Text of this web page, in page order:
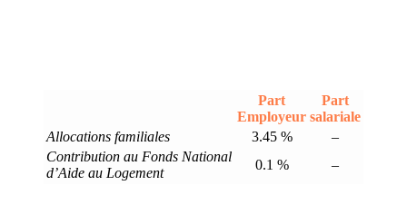
Part
Employeur
Part
salariale
Allocations familiales
3.45 %
–
Contribution au Fonds National
d’Aide au Logement
0.1 % –